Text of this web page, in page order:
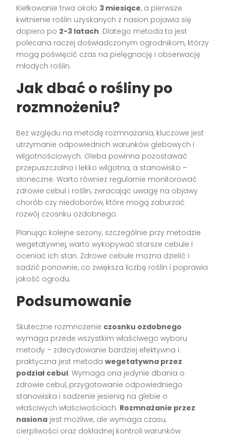
Kiełkowanie trwa około 3 miesiące, a pierwsze
kwitnienie roślin uzyskanych z nasion pojawia się
dopiero po 2-3 latach. Dlatego metoda ta jest
polecana raczej doświadczonym ogrodnikom, którzy
mogą poświęcić czas na pielęgnację i obserwację
młodych roślin.
Jak dbać o rośliny po
rozmnożeniu?
Bez względu na metodę rozmnażania, kluczowe jest
utrzymanie odpowiednich warunków glebowych i
wilgotnościowych. Gleba powinna pozostawać
przepuszczalna i lekko wilgotna, a stanowisko –
słoneczne. Warto również regularnie monitorować
zdrowie cebul i roślin, zwracając uwagę na objawy
chorób czy niedoborów, które mogą zaburzać
rozwój czosnku ozdobnego.
Planując kolejne sezony, szczególnie przy metodzie
wegetatywnej, warto wykopywać starsze cebule i
oceniać ich stan. Zdrowe cebule można dzielić i
sadzić ponownie, co zwiększa liczbę roślin i poprawia
jakość ogrodu.
Podsumowanie
Skuteczne rozmnożenie czosnku ozdobnego
wymaga przede wszystkim właściwego wyboru
metody – zdecydowanie bardziej efektywna i
praktyczna jest metodawegetatywna przez
podział cebul. Wymaga ona jedynie dbania o
zdrowie cebul, przygotowanie odpowiedniego
stanowiska i sadzenie jesienią na glebie o
właściwych właściwościach. Rozmnażanie przez
nasiona jest możliwe, ale wymaga czasu,
cierpliwości oraz dokładnej kontroli warunków